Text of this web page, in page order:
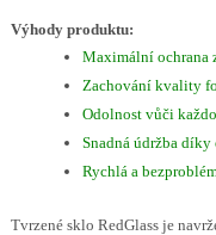
Výhody produktu:
Maximální ochrana
Zachování kvality
Odolnost vůči
Snadná údržba
Rychlá a
Tvrzené sklo RedGlass je